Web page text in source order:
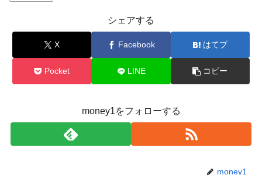
シェアする
X Facebook はてブ
Pocket LINE コピー
money1をフォローする
money1